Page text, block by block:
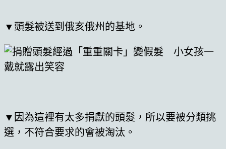
▼頭髮被送到俄亥俄州的基地。
▼因為這裡有太多捐獻的頭髮，所以要被分類挑
選，不符合要求的會被淘汰。